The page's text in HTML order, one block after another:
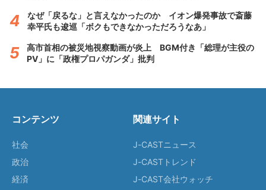
なぜ「戻るな」と言えなかったのか イオン爆発事故で斎藤
幸平氏も逡巡「ボクもできなかっただろうなあ」
高市首相の被災地視察動画が炎上 BGM付き「総理が主役の
PV」に「政権プロパガンダ」批判
コンテンツ
社会
政治
経済
関連サイト
J-CASTニュース
J-CASTトレンド
J-CAST会社ウォッチ